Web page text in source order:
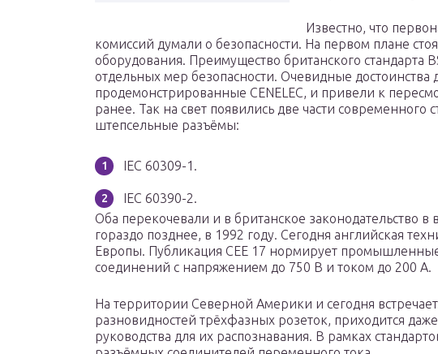
Известно, что
комиссий думали о безопасности. На первом плане
оборудования. Преимущество британского стандарта
отдельных мер безопасности. Очевидные достоинства
продемонстрированные CENELEC, и привели к
ранее. Так на свет появились две части
штепсельные разъёмы:
IEC 60309-1.
IEC 60390-2.
Оба перекочевали и в британское законодательство в
гораздо позднее, в 1992 году. Сегодня английская
Европы. Публикация CEE 17 нормирует
соединений с напряжением до 750 В и током до 200 А.
На территории Северной Америки и сегодня
разновидностей трёхфазных розеток, приходится
руководства для их распознавания. В рамках